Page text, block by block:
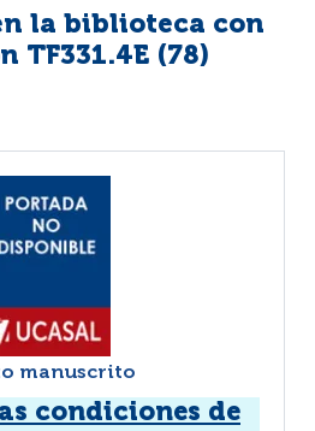
la biblioteca con
TF331.4E (78)
manuscrito
condiciones de